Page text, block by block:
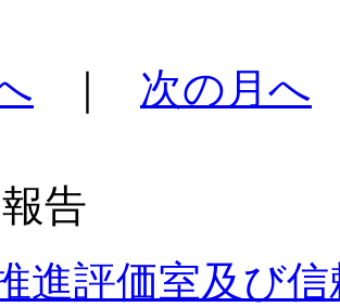
次の月へ
告
進評価室及び